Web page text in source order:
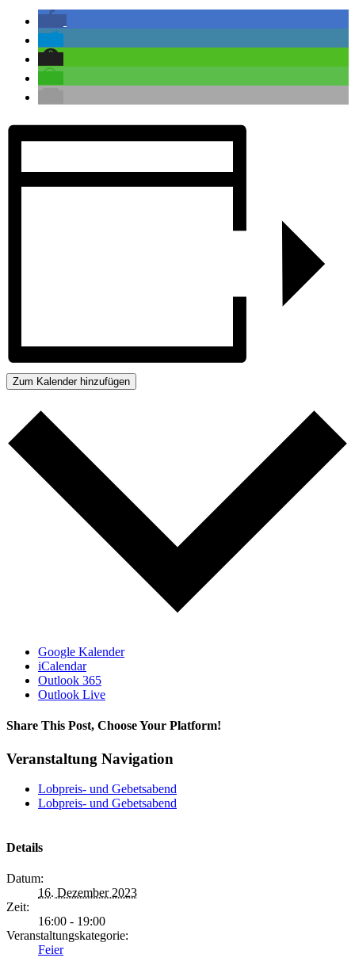
Zum Kalender hinzufügen
Google Kalender
iCalendar
Outlook 365
Outlook Live
Share This Post, Choose Your Platform!
Veranstaltung Navigation
Lobpreis- und Gebetsabend
Lobpreis- und Gebetsabend
Details
Datum:
16. Dezember 2023
Zeit:
16:00 - 19:00
Veranstaltungskategorie:
Feier